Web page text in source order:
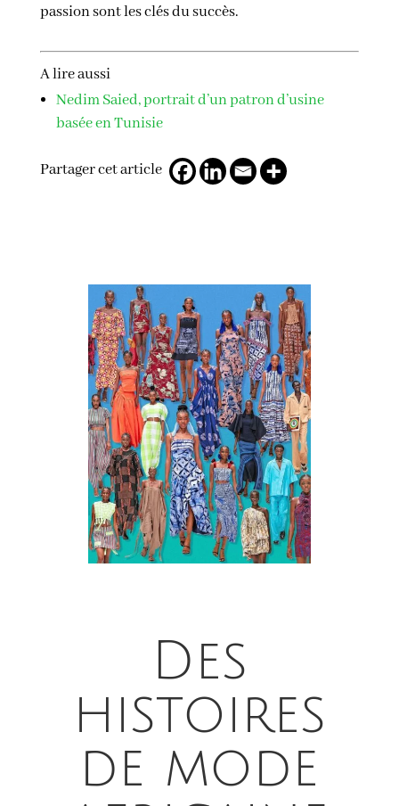
passion sont les clés du succès.
A lire aussi
Nedim Saied, portrait d’un patron d’usine
basée en Tunisie
Partager cet article
Des
histoires
de mode